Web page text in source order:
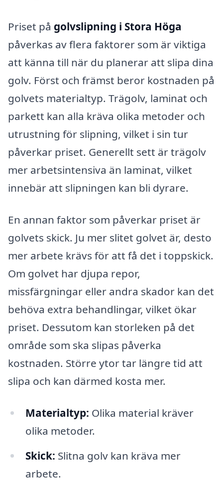
Priset på golvslipning i Stora Höga
påverkas av flera faktorer som är viktiga
att känna till när du planerar att slipa dina
golv. Först och främst beror kostnaden på
golvets materialtyp. Trägolv, laminat och
parkett kan alla kräva olika metoder och
utrustning för slipning, vilket i sin tur
påverkar priset. Generellt sett är trägolv
mer arbetsintensiva än laminat, vilket
innebär att slipningen kan bli dyrare.
En annan faktor som påverkar priset är
golvets skick. Ju mer slitet golvet är, desto
mer arbete krävs för att få det i toppskick.
Om golvet har djupa repor,
missfärgningar eller andra skador kan det
behöva extra behandlingar, vilket ökar
priset. Dessutom kan storleken på det
område som ska slipas påverka
kostnaden. Större ytor tar längre tid att
slipa och kan därmed kosta mer.
Materialtyp: Olika material kräver
olika metoder.
Skick: Slitna golv kan kräva mer
arbete.